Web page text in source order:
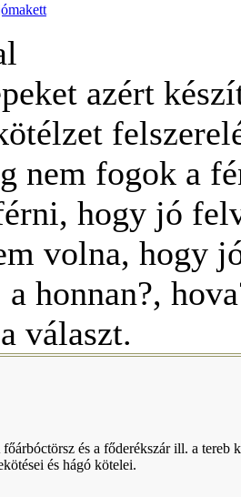
azért
nem fogok a
hogy jó
volna, hogy
honnan?,
választ.
főárbóctörsz és a főderékszár ill. a tereb
és hágó kötelei.